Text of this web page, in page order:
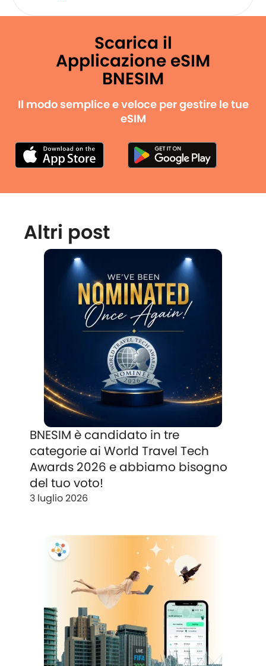
Scarica il
Applicazione eSIM
BNESIM
Il modo semplice e veloce per gestire le tue
eSIM
Altri post
BNESIM è candidato in tre
categorie ai World Travel Tech
Awards 2026 e abbiamo bisogno
del tuo voto!
3 luglio 2026